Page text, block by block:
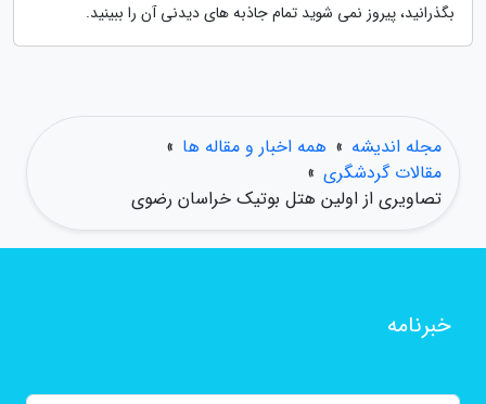
بگذرانید، پیروز نمی شوید تمام جاذبه های دیدنی آن را ببینید.
مجله اندیشه » همه اخبار و مقاله ها »
مقالات گردشگری »
تصاویری از اولین هتل بوتیک خراسان رضوی
خبرنامه